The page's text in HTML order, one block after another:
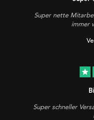
Super nette
immer
star
Super schneller